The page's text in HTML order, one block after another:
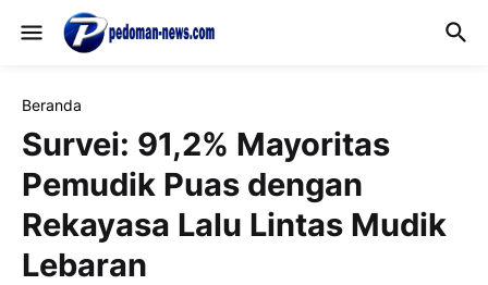
Beranda
Survei: 91,2% Mayoritas
Pemudik Puas dengan
Rekayasa Lalu Lintas Mudik
Lebaran